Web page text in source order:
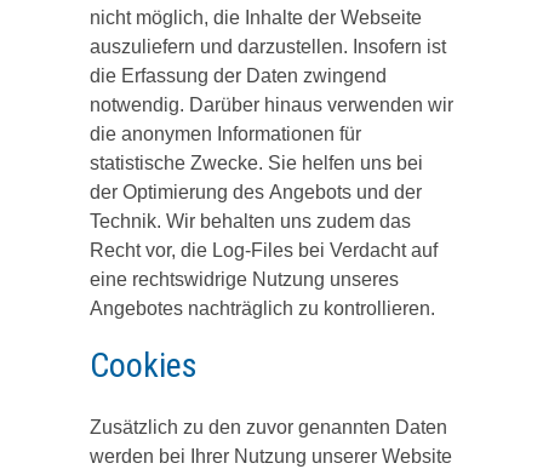
nicht möglich, die Inhalte der Webseite
auszuliefern und darzustellen. Insofern ist
die Erfassung der Daten zwingend
notwendig. Darüber hinaus verwenden wir
die anonymen Informationen für
statistische Zwecke. Sie helfen uns bei
der Optimierung des Angebots und der
Technik. Wir behalten uns zudem das
Recht vor, die Log-Files bei Verdacht auf
eine rechtswidrige Nutzung unseres
Angebotes nachträglich zu kontrollieren.
Cookies
Zusätzlich zu den zuvor genannten Daten
werden bei Ihrer Nutzung unserer Website